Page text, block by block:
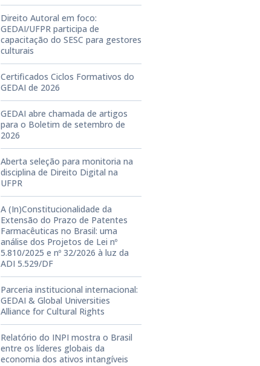
Direito Autoral em foco:
GEDAI/UFPR participa de
capacitação do SESC para gestores
culturais
Certificados Ciclos Formativos do
GEDAI de 2026
GEDAI abre chamada de artigos
para o Boletim de setembro de
2026
Aberta seleção para monitoria na
disciplina de Direito Digital na
UFPR
A (In)Constitucionalidade da
Extensão do Prazo de Patentes
Farmacêuticas no Brasil: uma
análise dos Projetos de Lei nº
5.810/2025 e nº 32/2026 à luz da
ADI 5.529/DF
Parceria institucional internacional:
GEDAI & Global Universities
Alliance for Cultural Rights
Relatório do INPI mostra o Brasil
entre os líderes globais da
economia dos ativos intangíveis